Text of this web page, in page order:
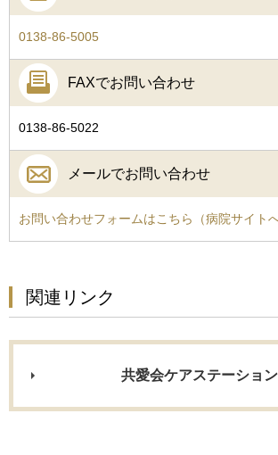
0138-86-5005
FAXでお問い合わせ
0138-86-5022
メールでお問い合わせ
お問い合わせフォームはこちら（病院サイトへ
関連リンク
共愛会ケアステーション